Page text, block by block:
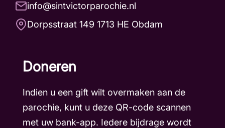
info@sintvictorparochie.nl
Dorpsstraat 149 1713 HE Obdam
Doneren
Indien u een gift wilt overmaken aan de
parochie, kunt u deze QR-code scannen
met uw bank-app. Iedere bijdrage wordt